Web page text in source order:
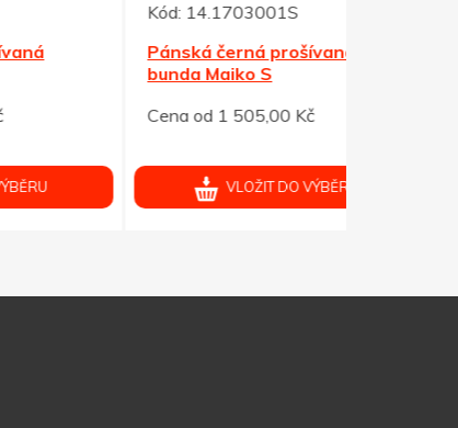
14.1703001S
Pánská černá prošívaná
bunda Maiko S
Cena od 1 505,00 Kč
VLOŽIT DO VÝBĚRU